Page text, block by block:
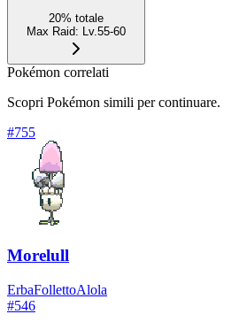
20% totale
Max Raid: Lv.55-60
Pokémon correlati
Scopri Pokémon simili per continuare.
#755
Morelull
ErbaFollettoAlola
#546